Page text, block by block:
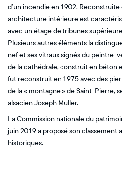
d’un incendie en 1902.
architecture intérieure est
avec un étage de tribunes
Plusieurs autres éléments la
nef et ses vitraux signés du peintre-
de la cathédrale, construit en béton
fut reconstruit en 1975 avec des
de la « montagne » de Saint-Pierre,
alsacien Joseph Muller.
La Commission nationale du
juin 2019 a proposé son classement
historiques.